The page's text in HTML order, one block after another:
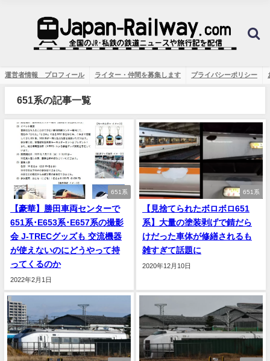
運営者情報 プロフィール ライター・仲間を募集します プライバシーポリシー
651系の記事一覧
651系
【豪華】勝田車両センターで
651系･E653系･E657系の撮影
会 J-TRECグッズも 交流機器
が使えないのにどうやって持
ってくるのか
2022年2月1日
651系
【見捨てられたボロボロ651
系】大量の塗装剥げで錆だら
けだった車体が修繕されるも
雑すぎて話題に
2020年12月10日